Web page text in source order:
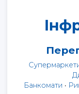
Банкомати •